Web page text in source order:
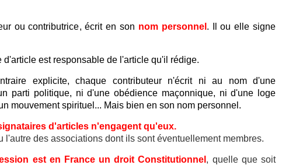
ou contributrice, écrit en son nom personnel . Il ou elle signe
d'article est responsable de l'article qu'il rédige.
explicite, chaque contributeur n'écrit ni au nom d'une
parti politique, ni d'une obédience maçonnique, ni d'une loge
mouvement spirituel... Mais bien en son nom personnel.
d'articles n'engagent qu'eux.
l'autre des associations dont ils sont éventuellement membres.
est en France un droit Constitutionnel , quelle que soit